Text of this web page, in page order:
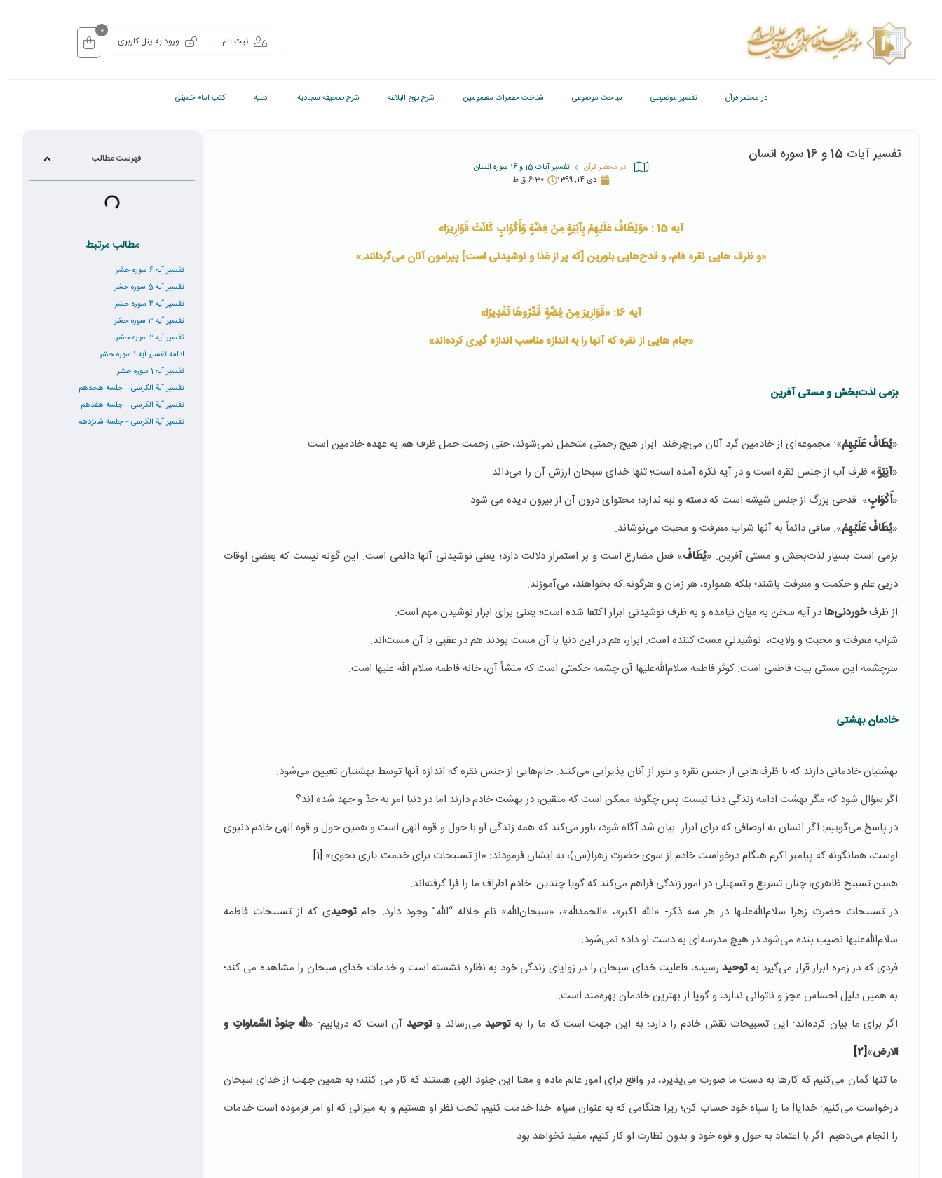
ثبت نام ورود به پنل کاربری
0
در محضر قرآن تفسیر موضوعی مباحث موضوعی شناخت حضرات معصومین شرح نهج البلاغه شرح صحیفه سجادیه ادعیه کتب امام خمینی
تفسیر آیات 15 و 16 سوره انسان
در محضر قرآن
تفسیر آیات 15 و 16 سوره انسان
دی 14, 1399
6:30 ق.ظ
آیه 15 : «وَيُطَافُ عَلَيْهِمْ بِآنِيَةٍ مِنْ فِضَّةٍ وَأَكْوَابٍ كَانَتْ قَوَارِيرَا»
«و ظرف هایی نقره فام، و قدح‌هایی بلورین [که پر از غذا و نوشیدنی است] پیرامون آنان می‌گردانند.»
آیه 16: «قَوَارِيرَ مِنْ فِضَّةٍ قَدَّرُوهَا تَقْدِيرًا»
«جام هایی از نقره که آنها را به اندازه مناسب اندازه گیری کرده‌اند»
بزمی لذت‌بخش و مستی آفرین
«یُطَافُ عَلَيْهِمْ»: مجموعه‌ای از خادمین گرد آنان می‌چرخند. ابرار هیچ زحمتی متحمل نمی‌شوند، حتی زحمت حمل ظرف هم به عهده خادمین است.
«آنِيَةٍ» ظرف آب از جنس نقره است و در آیه نکره آمده است؛ تنها خدای سبحان ارزش آن را می‌داند.
«أَكْوَابٍ»: قدحی بزرگ از جنس شیشه است که دسته و لبه ندارد؛ محتوای درون آن از بیرون دیده می شود.
«‌یُطَافُ عَلَيْهِمْ»: ساقی دائماً به آنها شراب معرفت و محبت می‌نوشاند.
بزمی است بسیار لذت‌بخش و مستی آفرین. «یُطَافُ» فعل مضارع است و بر استمرار دلالت دارد؛ یعنی نوشیدنی آنها دائمی است. این گونه نیست که بعضی اوقات
درپی علم و حکمت و معرفت باشند؛ بلکه همواره، هر زمان و هرگونه که بخواهند، می‌آموزند.
از ظرفخوردنی‌ها در آیه سخن به میان نیامده و به ظرف نوشیدنی ابرار اکتفا شده است؛ یعنی برای ابرار نوشیدن مهم است.
شراب معرفت و محبت و ولایت، نوشیدنیِ مست کننده است. ابرار، هم در این دنیا با آن مست بودند هم در عقبی با آن مست‌اند.
سرچشمه این مستی بیت فاطمی است. کوثر فاطمه سلام‌الله‌علیها آن چشمه حکمتی است که منشأ آن، خانه فاطمه سلام الله علیها است.
خادمان بهشتی
بهشتیان خادمانی دارند که با ظرف‌هایی از جنس نقره و بلور از آنان پذیرایی می‌کنند. جام‌هایی از جنس نقره که اندازه آنها توسط بهشتیان تعیین می‌شود.
اگر سؤال شود که مگر بهشت ادامه زندگی دنیا نیست پس چگونه ممکن است که متقین، در بهشت خادم دارند اما در دنیا امر به جدّ و جهد شده اند؟
در پاسخ می‌گوییم: اگر انسان به اوصافی که برای ابرار بیان شد آگاه شود، باور می‌کند که همه زندگی او با حول و قوه الهی است و همین حول و قوه الهی خادم دنیوی
اوست، همانگونه که پیامبر اکرم هنگام درخواست خادم از سوی حضرت زهرا(س)، به ایشان فرمودند: «از تسبیحات برای خدمت یاری بجوی» [1]
همین تسبیح ظاهری، چنان تسریع و تسهیلی در امور زندگی فراهم می‌کند که گویا چندین خادم اطراف ما را فرا گرفته‌اند.
در تسبیحات حضرت زهرا سلام‌الله‌علیها در هر سه ذکر- «الله اکبر»، «الحمدلله»، «سبحان‌الله» نام جلاله “الله” وجود دارد. جامتوحیدی که از تسبیحات فاطمه
سلام‌الله‌عليها نصیب بنده می‌شود در هیچ مدرسه‌ای به دست او داده نمی‌شود.
فردی که در زمره ابرار قرار می‌گیرد بهتوحید رسیده، فاعلیت خدای سبحان را در زوایای زندگی خود به نظاره نشسته است و خدمات خدای سبحان را مشاهده می کند؛
به همین دلیل احساس عجز و ناتوانی ندارد، و گویا از بهترین خادمان بهره‌مند است.
اگر برای ما بیان کرده‌اند: این تسبیحات نقش خادم را دارد؛ به این جهت است که ما را بهتوحیدمی‌رساند وتوحیدآن است که دریابیم: «لله جنودُ السَّماواتِ و
الارض»
[2]
.
ما تنها گمان می‌کنیم که کارها به دست ما صورت می‌پذیرد، در واقع برای امور عالم ماده و معنا این جنود الهی هستند که کار می کنند؛ به همین جهت از خدای سبحان
درخواست می‌کنیم: خدایا! ما را سپاه خود حساب کن؛ زیرا هنگامی که به عنوان سپاه خدا خدمت کنیم، تحت نظر او هستیم و به میزانی که او امر فرموده است خدمات
را انجام می‌دهیم. اگر با اعتماد به حول و قوه خود و بدون نظارت او کار کنیم، مفید نخواهد بود.
فهرست مطالب
مطالب مرتبط
تفسیر آیه 6 سوره حشر
تفسیر آیه 5 سوره حشر
تفسیر آیه 4 سوره حشر
تفسیر آیه 3 سوره حشر
تفسیر آیه 2 سوره حشر
ادامه تفسیر آیه 1 سوره حشر
تفسیر آیه 1 سوره حشر
تفسیر آیة الکرسی – جلسه هجدهم
تفسیر آیة الکرسی – جلسه هفدهم
تفسیر آیة الکرسی – جلسه شانزدهم